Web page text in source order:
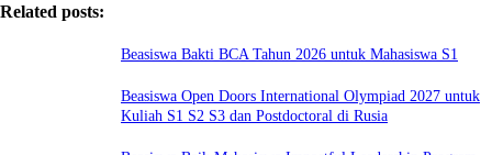
Related posts:
Beasiswa Bakti BCA Tahun 2026 untuk Mahasiswa S1
Beasiswa Open Doors International Olympiad 2027 untuk
Kuliah S1 S2 S3 dan Postdoctoral di Rusia